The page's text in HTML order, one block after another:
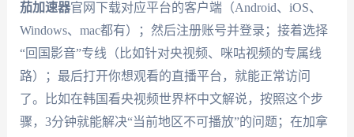
茄加速器官网下载对应平台的客户端（Android、iOS、
Windows、mac都有）；然后注册账号并登录；接着选择
“回国影音”专线（比如针对央视频、咪咕视频的专属线
路）；最后打开你想观看的直播平台，就能正常访问
了。比如在韩国看央视频世界杯中文解说，按照这个步
骤，3分钟就能解决“当前地区不可播放”的问题；在加拿